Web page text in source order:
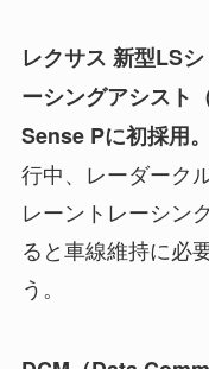
レクサス 新型LS
ーシングアシスト
Sense Pに初採用。
行中、レーダーク
レーントレーシン
ると車線維持に必
う。